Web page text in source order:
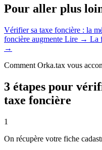
Pour aller plus
Vérifier sa taxe foncière : la
foncière augmente Lire → La
→
Comment Orka.tax vous
3 étapes pour
taxe foncière
1
On récupère votre fiche